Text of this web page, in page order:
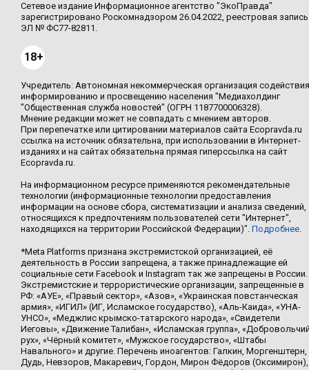
Сетевое издание Информационное агентство "ЭкоПравда"
зарегистрировано Роскомнадзором 26.04.2022, реестровая запись
ЭЛ № ФС77-82811.
18+
Учредитель: Автономная некоммерческая организация содействия
информированию и просвещению населения "Медиахолдинг
"Общественная служба новостей" (ОГРН 1187700006328).
Мнение редакции может не совпадать с мнением авторов.
При перепечатке или цитировании материалов сайта Ecopravda.ru
ссылка на источник обязательна, при использовании в Интернет-
изданиях и на сайтах обязательна прямая гиперссылка на сайт
Ecopravda.ru.
На информационном ресурсе применяются рекомендательные
технологии (информационные технологии предоставления
информации на основе сбора, систематизации и анализа сведений,
относящихся к предпочтениям пользователей сети "Интернет",
находящихся на территории Российской Федерации)". Подробнее.
*Meta Platforms признана экстремистской организацией, её
деятельность в России запрещена, а также принадлежащие ей
социальные сети Facebook и Instagram так же запрещены в России.
Экстремистские и террористические организации, запрещенные в
РФ: «АУЕ», «Правый сектор», «Азов», «Украинская повстанческая
армия», «ИГИЛ» (ИГ, Исламское государство), «Аль-Каида», «УНА-
УНСО», «Меджлис крымско-татарского народа», «Свидетели
Иеговы», «Движение Талибан», «Исламская группа»,
рух», «Чёрный комитет», «Мужское государство», «Штабы
Навального» и другие. Перечень иноагентов: Галкин, Моргенштерн,
Дудь, Невзоров, Макаревич, Гордон, Мирон Фёдоров (Оксимирон),